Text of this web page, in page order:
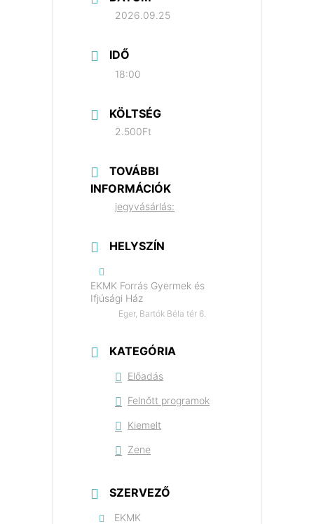
2026.09.25
IDŐ
18:00
KÖLTSÉG
2.500Ft
TOVÁBBI
INFORMÁCIÓK
jegyvásárlás:
HELYSZÍN
EKMK Forrás Gyermek és
Ifjúsági Ház
Eger, Bartók Béla tér 6.
KATEGÓRIA
Előadás
Felnőtt programok
Kiemelt
Zene
SZERVEZŐ
EKMK